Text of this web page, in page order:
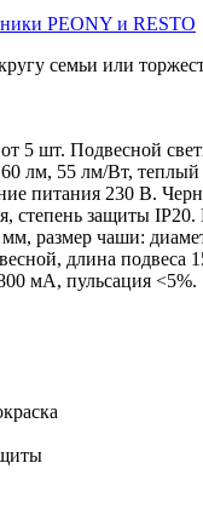
PEONY и RESTO
семьи или
от 5 шт. Подвесной
лм, 55 лм/Вт,
питания 230 В.
степень защиты IP20.
размер чаши:
длина подвеса
мА, пульсация <5%.